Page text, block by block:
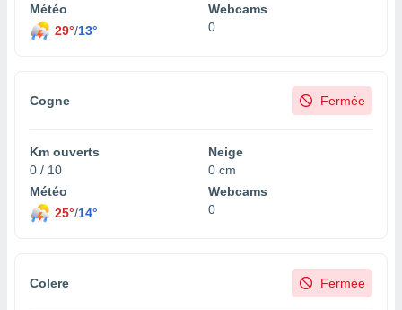
Météo
29°/13°
Webcams
0
Cogne Fermée
Km ouverts
0 / 10
Neige
0 cm
Météo
25°/14°
Webcams
0
Colere Fermée